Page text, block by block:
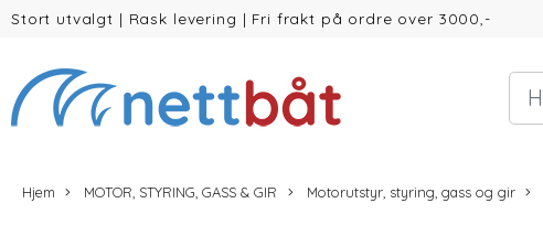
Stort utvalgt | Rask levering | Fri frakt på ordre over 3000,-
Hjem MOTOR, STYRING, GASS & GIR Motorutstyr, styring, gass og gir